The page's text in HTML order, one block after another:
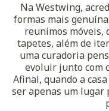
Na Westwing,
formas mais
reunimos móveis,
tapetes, além de
uma curadoria
evoluir junto com
Afinal, quando a
ser apenas um lugar